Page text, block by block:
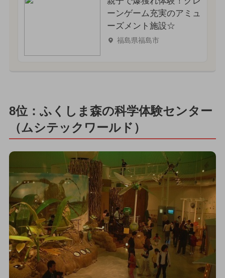
ーンゲーム充実のアミュ
ーズメント施設☆
福島県福島市
8位：ふくしま森の科学体験センター
（ムシテックワールド）